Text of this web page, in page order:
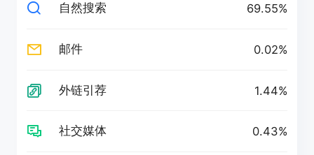
自然搜索 69.55%
邮件 0.02%
外链引荐 1.44%
社交媒体 0.43%